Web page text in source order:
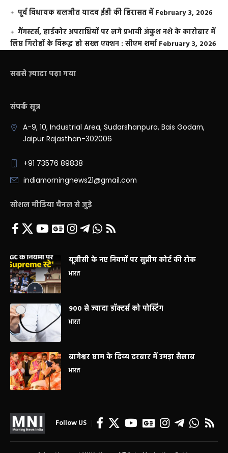
पूर्व विधायक बलजीत यादव ईडी की हिरासत में February 3, 2026
गैंगस्टर्स, हार्डकोर अपराधियों पर लगे प्रभावी अंकुश नशे के कारोबार में
लिप्त गिरोहों के विरूद्ध हो सख्त एक्शन : सीएम शर्मा February 3, 2026
सबसे ज़्यादा पढ़ा गया
संपर्क सूत्र
A-9, 10, Industrial Area, Sudarshanpura, Bais Godam,
Jaipur Rajasthan-302006
+91 73576 89838
indiamorningnews21@gmail.com
सोशल मीडिया चैनल से जुड़े
यूजीसी के नए नियमों पर सुप्रीम कोर्ट की रोक
भारत
900 से ज्यादा डॉक्टर्स को पोस्टिंग
भारत
बागेश्वर धाम के दिव्य दरबार में उमड़ा सैलाब
भारत
Follow US